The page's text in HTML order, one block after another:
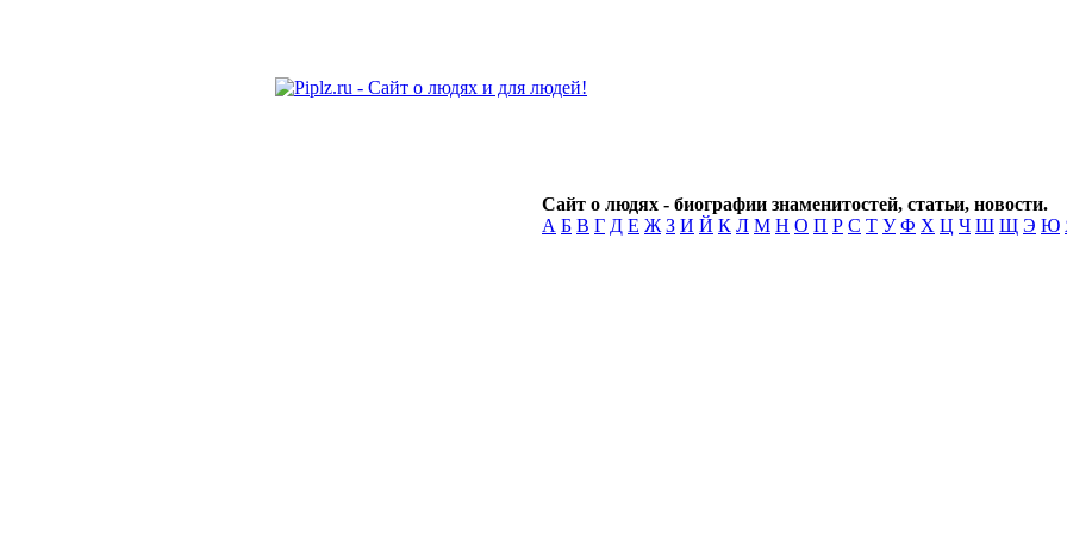
Сайт о людях - биографии знаменитостей, статьи, новости.
А Б В Г Д Е Ж З И Й К Л М Н О П Р С Т У Ф Х Ц Ч Ш Щ Э Ю